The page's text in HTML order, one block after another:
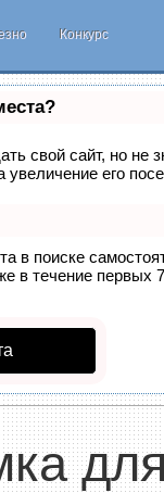
Конкурс
свой сайт, но не
его
в поиске
в течение первых